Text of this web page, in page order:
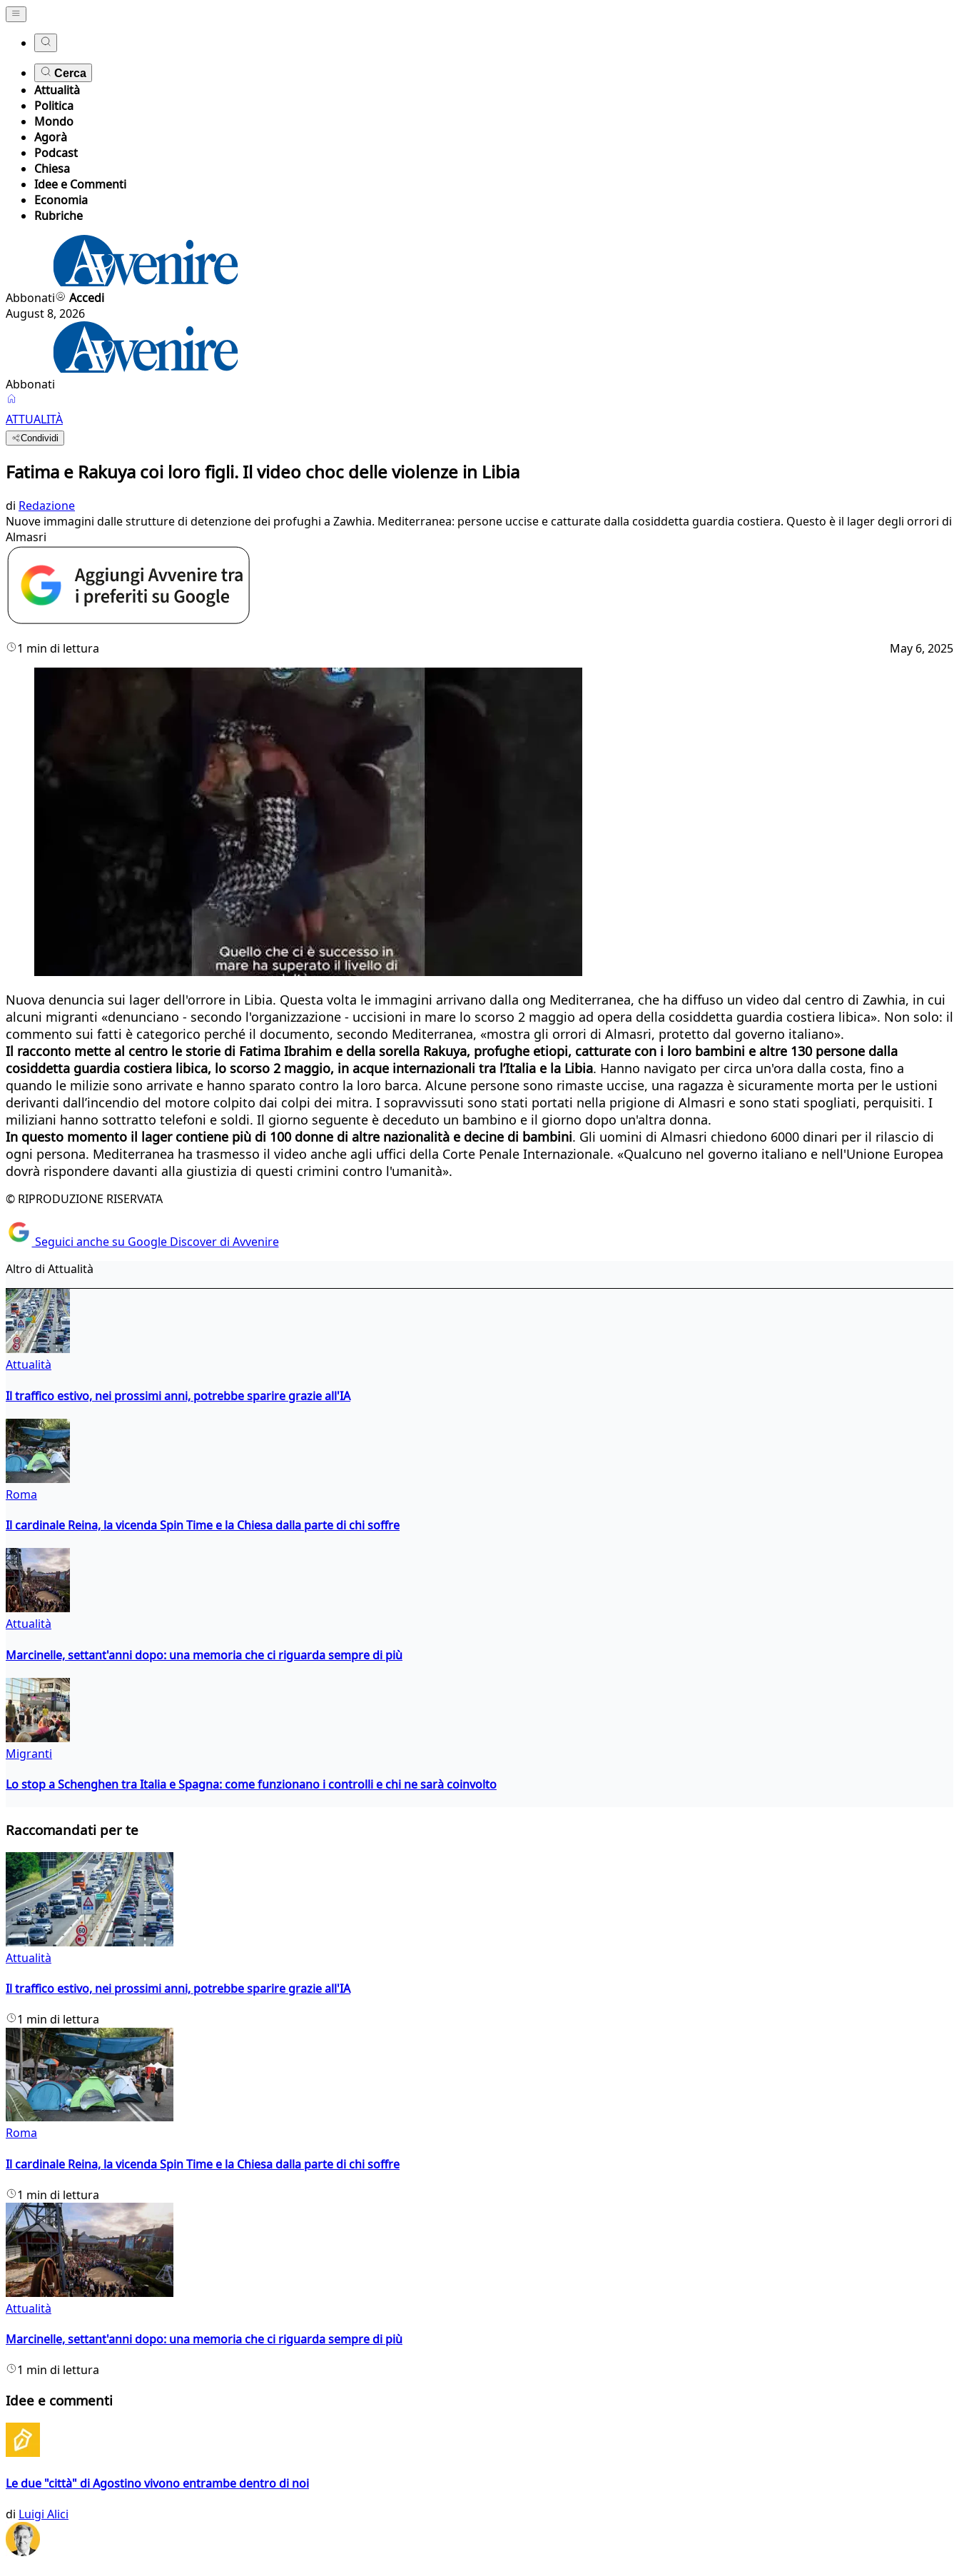
Cerca
Attualità
Politica
Mondo
Agorà
Podcast
Chiesa
Idee e Commenti
Economia
Rubriche
Abbonati
Accedi
August 8, 2026
Abbonati
ATTUALITÀ
Condividi
Fatima e Rakuya coi loro figli. Il video choc delle violenze in Libia
di Redazione
Nuove immagini dalle strutture di detenzione dei profughi a Zawhia. Mediterranea: persone uccise e catturate dalla cosiddetta guardia costiera. Questo è il lager degli orrori di
Almasri
1 min di lettura May 6, 2025
Nuova denuncia sui lager dell'orrore in Libia. Questa volta le immagini arrivano dalla ong Mediterranea, che ha diffuso un video dal centro di Zawhia, in cui
alcuni migranti «denunciano - secondo l'organizzazione - uccisioni in mare lo scorso 2 maggio ad opera della cosiddetta guardia costiera libica». Non solo: il
commento sui fatti è categorico perché il documento, secondo Mediterranea, «mostra gli orrori di Almasri, protetto dal governo italiano».
Il racconto mette al centro le storie di Fatima Ibrahim e della sorella Rakuya, profughe etiopi, catturate con i loro bambini e altre 130 persone dalla
cosiddetta guardia costiera libica, lo scorso 2 maggio, in acque internazionali tra l’Italia e la Libia. Hanno navigato per circa un'ora dalla costa, fino a
quando le milizie sono arrivate e hanno sparato contro la loro barca. Alcune persone sono rimaste uccise, una ragazza è sicuramente morta per le ustioni
derivanti dall’incendio del motore colpito dai colpi dei mitra. I sopravvissuti sono stati portati nella prigione di Almasri e sono stati spogliati, perquisiti. I
miliziani hanno sottratto telefoni e soldi. Il giorno seguente è deceduto un bambino e il giorno dopo un'altra donna.
In questo momento il lager contiene più di 100 donne di altre nazionalità e decine di bambini. Gli uomini di Almasri chiedono 6000 dinari per il rilascio di
ogni persona. Mediterranea ha trasmesso il video anche agli uffici della Corte Penale Internazionale. «Qualcuno nel governo italiano e nell'Unione Europea
dovrà rispondere davanti alla giustizia di questi crimini contro l'umanità».
© RIPRODUZIONE RISERVATA
Seguici anche su Google Discover di Avvenire
Altro di Attualità
Attualità
Il traffico estivo, nei prossimi anni, potrebbe sparire grazie all'IA
Roma
Il cardinale Reina, la vicenda Spin Time e la Chiesa dalla parte di chi soffre
Attualità
Marcinelle, settant'anni dopo: una memoria che ci riguarda sempre di più
Migranti
Lo stop a Schenghen tra Italia e Spagna: come funzionano i controlli e chi ne sarà coinvolto
Raccomandati per te
Attualità
Il traffico estivo, nei prossimi anni, potrebbe sparire grazie all'IA
1 min di lettura
Roma
Il cardinale Reina, la vicenda Spin Time e la Chiesa dalla parte di chi soffre
1 min di lettura
Attualità
Marcinelle, settant'anni dopo: una memoria che ci riguarda sempre di più
1 min di lettura
Idee e commenti
Le due "città" di Agostino vivono entrambe dentro di noi
di Luigi Alici